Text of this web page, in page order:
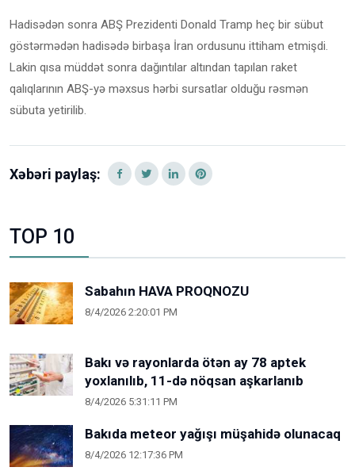
Hadisədən sonra ABŞ Prezidenti Donald Tramp heç bir sübut
göstərmədən hadisədə birbaşa İran ordusunu ittiham etmişdi.
Lakin qısa müddət sonra dağıntılar altından tapılan raket
qalıqlarının ABŞ-yə məxsus hərbi sursatlar olduğu rəsmən
sübuta yetirilib.
Xəbəri paylaş:
TOP 10
Sabahın HAVA PROQNOZU
8/4/2026 2:20:01 PM
Bakı və rayonlarda ötən ay 78 aptek
yoxlanılıb, 11-də nöqsan aşkarlanıb
8/4/2026 5:31:11 PM
Bakıda meteor yağışı müşahidə olunacaq
8/4/2026 12:17:36 PM